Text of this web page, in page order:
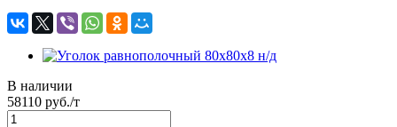
В наличии
58110 руб./т